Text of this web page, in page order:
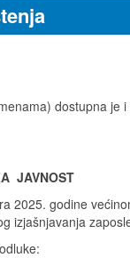
dostupna je
JAVNOST
2025. godine
izjašnjavanja